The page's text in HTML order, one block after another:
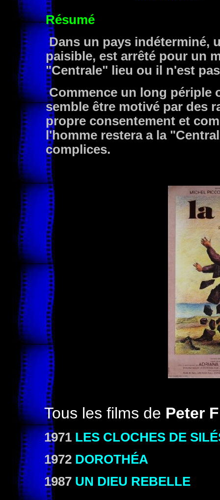
Résumé
Dans un pays indéterminé,
paisible, est arrêté pour un
"Centrale" lieu ou il n'est
Commence un long périple
semble être motivé par des
propre consentement et
l'homme restera a la
complices.
Tous les films de Peter
1971 LES CLOCHES DE
1972 DOROTHÉA
1987 UN DIEU REBELLE